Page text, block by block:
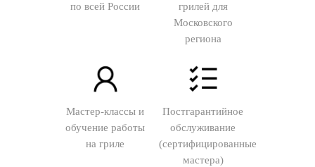
по всей России
грилей для
Московского
региона
Мастер-классы и
обучение работы
на гриле
Постгарантийное
обслуживание
(сертифицированные
мастера)